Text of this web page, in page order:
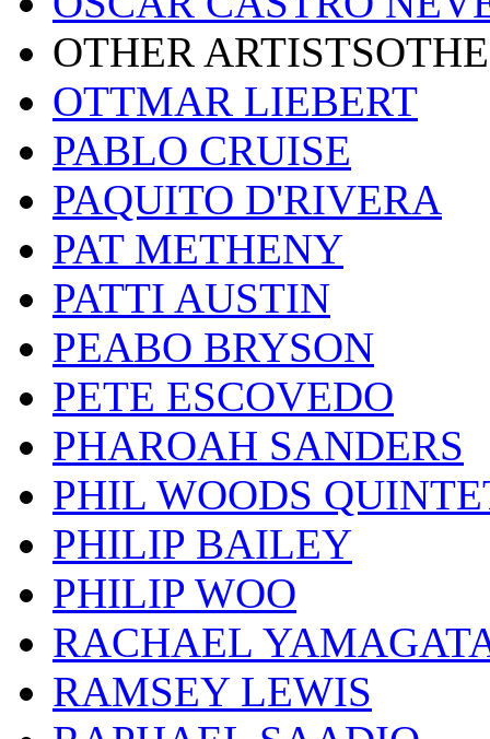
OTHER
OTTMAR LIEBERT
PABLO CRUISE
PAQUITO D'RIVERA
PAT METHENY
PATTI AUSTIN
PEABO BRYSON
PETE ESCOVEDO
PHAROAH SANDERS
PHIL WOODS
PHILIP BAILEY
PHILIP WOO
RACHAEL
RAMSEY LEWIS